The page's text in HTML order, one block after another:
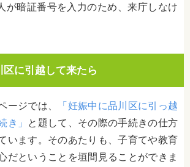
が暗証番号を入力のため、来庁しなけ
に引越して来たら
ージでは、
「妊娠中に品川区に引っ越
き」 と題して、その際の手続きの仕方
います。そのあたりも、子育てや教育
だということを垣間見ることができま